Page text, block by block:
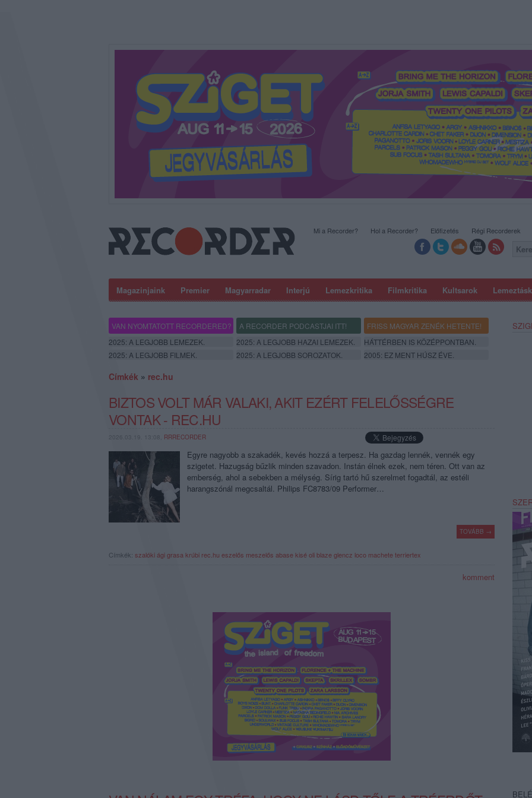
Magazinjaink Premier Magyarradar Interjú Lemezkritika Filmkritika Kultsarok
Mi a Recorder? Hol a Recorder? Előfizetés Régi Recorderek
VAN NYOMTATOTT RECORDERED? A RECORDER PODCASTJAI ITT!
FRISS MAGYAR ZENÉK HETENTE!
2025: A LEGJOBB LEMEZEK.
2025: A LEGJOBB HAZAI LEMEZEK.
HÁTTÉRBEN IS KÖZÉPPONTBAN.
2025: A LEGJOBB FILMEK.
2025: A LEGJOBB SOROZATOK. 2005: EZ MENT HÚSZ ÉVE.
Címkék » rec.hu
BIZTOS VOLT MÁR VALAKI, AKIT EZÉRT FELELŐSSÉGRE
VONTAK - REC.HU
2026.03.19. 13:08, RRRECORDER
Egyre nagyobb a szakadék, kevés hozzá a terpesz. Ha gazdag lennék, vennék egy
szigetet. Hazugság bűzlik minden szavadon. Instán élnek ezek, nem téren. Ott van az
emberség, ahol a sebekben a mélység. Sírig tartó hű szerelmet fogadtál, az estéli
harangszónál megcsaltál. Philips FC8783/09 Performer…
TOVÁBB →
Címkék: szalóki ágigrasa krúbi rec.hu eszelős meszelős abase kiséoli blazeglencz loco macheteterriertex
komment